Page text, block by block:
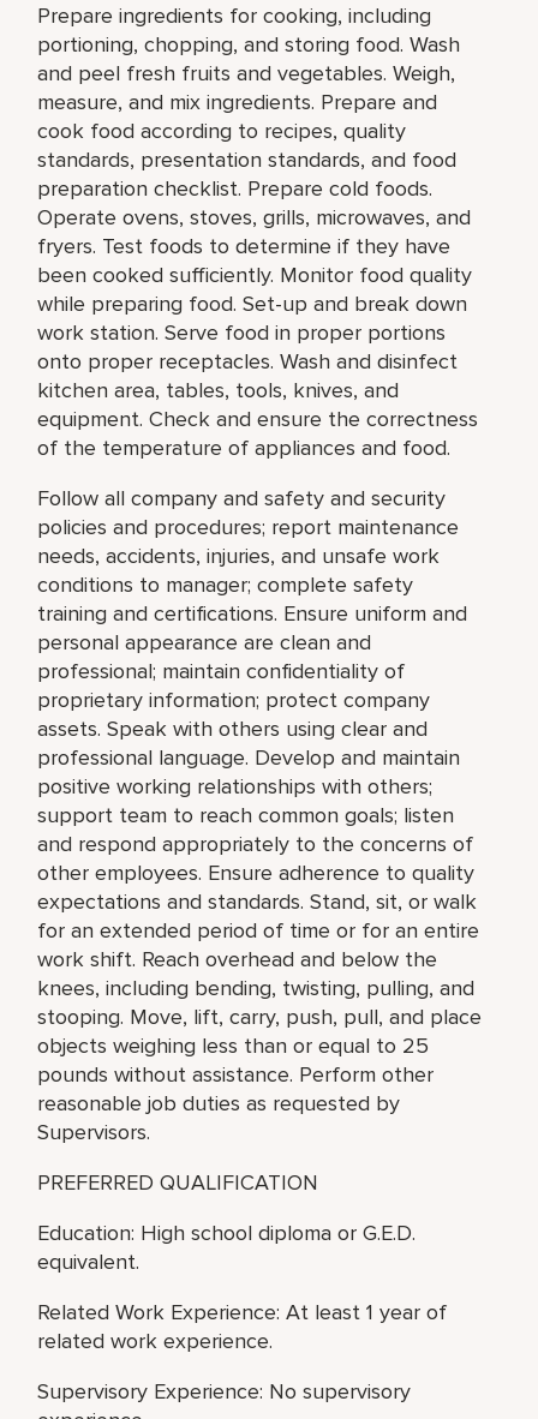
Prepare ingredients for cooking, including
portioning, chopping, and storing food. Wash
and peel fresh fruits and vegetables. Weigh,
measure, and mix ingredients. Prepare and
cook food according to recipes, quality
standards, presentation standards, and food
preparation checklist. Prepare cold foods.
Operate ovens, stoves, grills, microwaves, and
fryers. Test foods to determine if they have
been cooked sufficiently. Monitor food quality
while preparing food. Set-up and break down
work station. Serve food in proper portions
onto proper receptacles. Wash and disinfect
kitchen area, tables, tools, knives, and
equipment. Check and ensure the correctness
of the temperature of appliances and food.
Follow all company and safety and security
policies and procedures; report maintenance
needs, accidents, injuries, and unsafe work
conditions to manager; complete safety
training and certifications. Ensure uniform and
personal appearance are clean and
professional; maintain confidentiality of
proprietary information; protect company
assets. Speak with others using clear and
professional language. Develop and maintain
positive working relationships with others;
support team to reach common goals; listen
and respond appropriately to the concerns of
other employees. Ensure adherence to quality
expectations and standards. Stand, sit, or walk
for an extended period of time or for an entire
work shift. Reach overhead and below the
knees, including bending, twisting, pulling, and
stooping. Move, lift, carry, push, pull, and place
objects weighing less than or equal to 25
pounds without assistance. Perform other
reasonable job duties as requested by
Supervisors.
PREFERRED QUALIFICATION
Education: High school diploma or G.E.D.
equivalent.
Related Work Experience: At least 1 year of
related work experience.
Supervisory Experience: No supervisory